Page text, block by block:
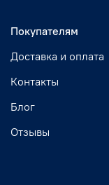
Покупателям
Доставка и оплата
Контакты
Блог
Отзывы